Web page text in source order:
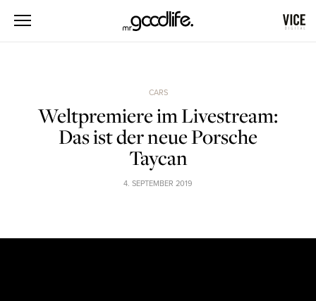
CARS
Weltpremiere im Livestream:
Das ist der neue Porsche
Taycan
4. SEPTEMBER 2019